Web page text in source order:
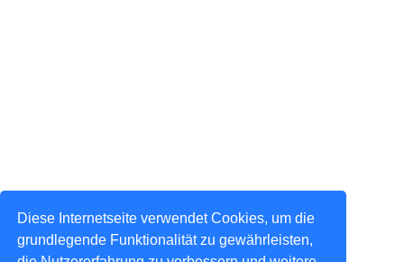
Diese Internetseite verwendet Cookies, um die
grundlegende Funktionalität zu gewährleisten,